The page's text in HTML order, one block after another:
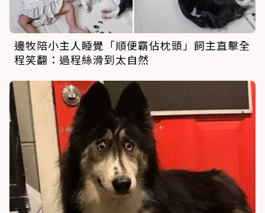
邊牧陪小主人睡覺「順便霸佔枕頭」飼主直擊全
程笑翻：過程絲滑到太自然